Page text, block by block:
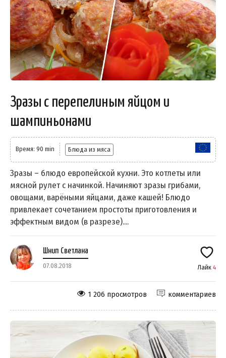
Зразы с перепелиным яйцом и
шампиньонами
Время: 90 min Блюда из мяса
Зразы – блюдо европейской кухни. Это котлеты или
мясной рулет с начинкой. Начиняют зразы грибами,
овощами, варёными яйцами, даже кашей! Блюдо
привлекает сочетанием простоты приготовления и
эффектным видом (в разрезе)....
Шнип Светлана
07.08.2018 Лайк 4
комментариев
1 206 просмотров